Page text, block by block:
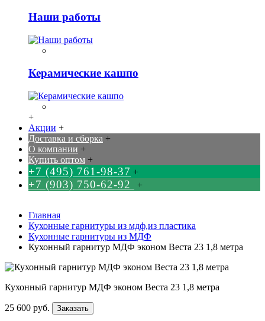
Наши работы
Керамические кашпо
+
Акции +
Доставка и сборка +
О компании +
Купить оптом +
+7 (495) 761-98-37 +
+7 (903) 750-62-92 +
Главная
Кухонные гарнитуры из мдф,из пластика
Кухонные гарнитуры из МДФ
Кухонный гарнитур МДФ эконом Веста 23 1,8 метра
Кухонный гарнитур МДФ эконом Веста 23 1,8 метра
25 600 руб. Заказать